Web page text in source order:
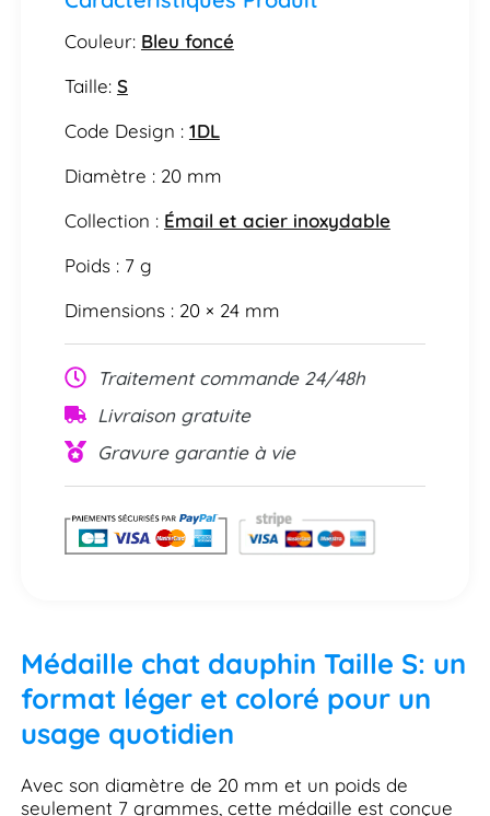
Couleur: Bleu foncé
Taille: S
Code Design : 1DL
Diamètre : 20 mm
Collection : Émail et acier inoxydable
Poids : 7 g
Dimensions : 20 × 24 mm
Traitement commande 24/48h
Livraison gratuite
Gravure garantie à vie
Médaille chat dauphin Taille S: un
format léger et coloré pour un
usage quotidien
Avec son diamètre de 20 mm et un poids de
seulement 7 grammes, cette médaille est conçue